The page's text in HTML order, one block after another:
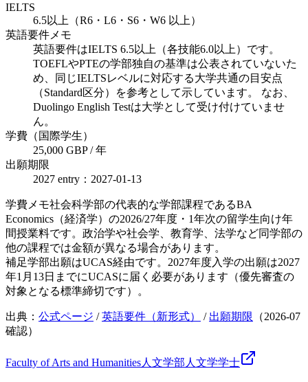
IELTS
6.5以上（R6・L6・S6・W6 以上）
英語要件メモ
英語要件はIELTS 6.5以上（各技能6.0以上）です。
TOEFLやPTEの学部独自の基準は公表されていないた
め、同じIELTSレベルに対応する大学共通の目安点
（Standard区分）を参考として示しています。 なお、
Duolingo English Testは大学として受け付けていませ
ん。
学費（国際学生）
25,000 GBP / 年
出願期限
2027 entry：2027-01-13
学費メモ社会科学部の代表的な学部課程であるBA
Economics（経済学）の2026/27年度・1年次の留学生向け年
間授業料です。政治学や社会学、教育学、法学など同学部の
他の課程では金額が異なる場合があります。
補足学部出願はUCAS経由です。2027年度入学の出願は2027
年1月13日までにUCASに届く必要があります（優先審査の
対象となる標準締切です）。
出典： 公式ページ /英語要件（新形式） / 出願期限 （2026-07
確認）
Faculty of Arts and Humanities人文学部 人文学学士